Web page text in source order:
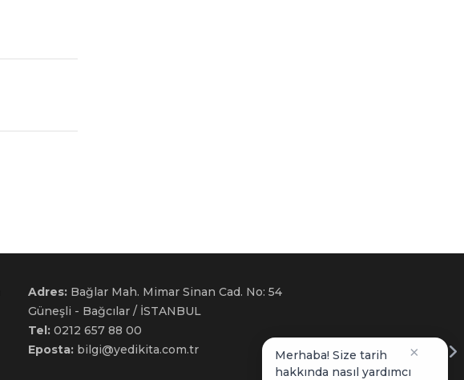
Adres: Bağlar Mah. Mimar Sinan Cad. No: 54
Güneşli - Bağcılar / İSTANBUL
Tel: 0212 657 88 00
Eposta: bilgi@yedikita.com.tr ×
Merhaba! Size tarih
hakkında nasıl yardımcı